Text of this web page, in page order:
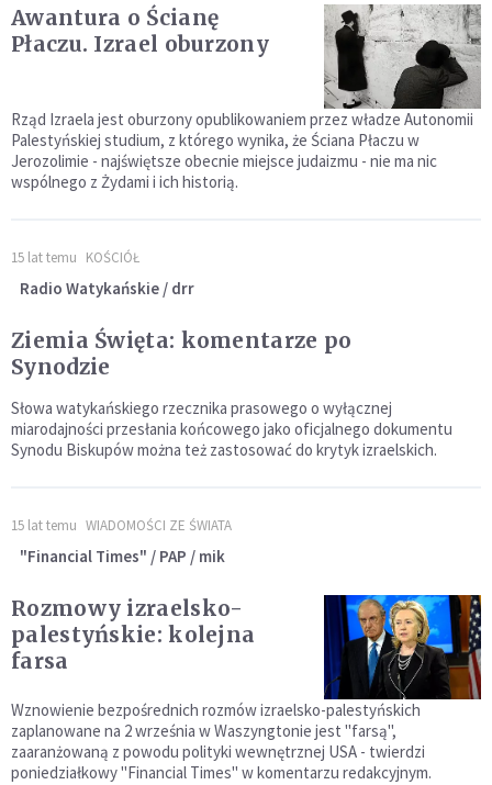
Awantura o Ścianę
Płaczu. Izrael oburzony
Rząd Izraela jest oburzony opublikowaniem przez władze Autonomii
Palestyńskiej studium, z którego wynika, że Ściana Płaczu w
Jerozolimie - najświętsze obecnie miejsce judaizmu - nie ma nic
wspólnego z Żydami i ich historią.
15 lat temu KOŚCIÓŁ
Radio Watykańskie / drr
Ziemia Święta: komentarze po
Synodzie
Słowa watykańskiego rzecznika prasowego o wyłącznej
miarodajności przesłania końcowego jako oficjalnego dokumentu
Synodu Biskupów można też zastosować do krytyk izraelskich.
15 lat temu WIADOMOŚCI ZE ŚWIATA
"Financial Times" / PAP / mik
Rozmowy izraelsko-
palestyńskie: kolejna
farsa
Wznowienie bezpośrednich rozmów izraelsko-palestyńskich
zaplanowane na 2 września w Waszyngtonie jest "farsą",
zaaranżowaną z powodu polityki wewnętrznej USA - twierdzi
poniedziałkowy "Financial Times" w komentarzu redakcyjnym.